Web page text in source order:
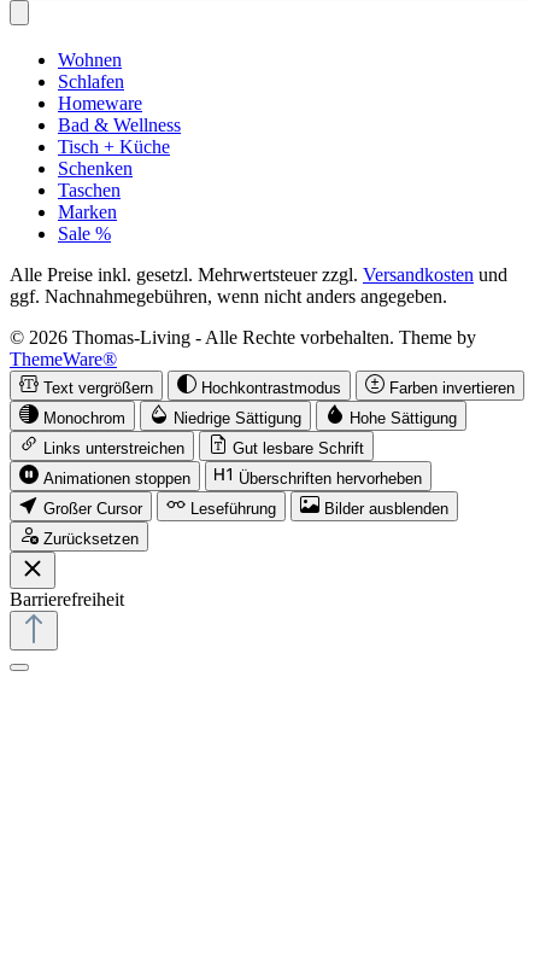
Wohnen
Schlafen
Homeware
Bad & Wellness
Tisch + Küche
Schenken
Taschen
Marken
Sale %
Alle Preise inkl. gesetzl. Mehrwertsteuer zzgl. Versandkosten und
ggf. Nachnahmegebühren, wenn nicht anders angegeben.
© 2026 Thomas-Living - Alle Rechte vorbehalten. Theme by
ThemeWare®
Text vergrößern Hochkontrastmodus
Farben invertieren
Monochrom
Niedrige Sättigung
Hohe Sättigung
Links unterstreichen
Gut lesbare Schrift
Animationen stoppen
Überschriften hervorheben
Großer Cursor
Leseführung
Bilder ausblenden
Zurücksetzen
Barrierefreiheit